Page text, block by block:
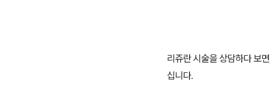
리쥬란 시술을 상담하다 보
십니다.